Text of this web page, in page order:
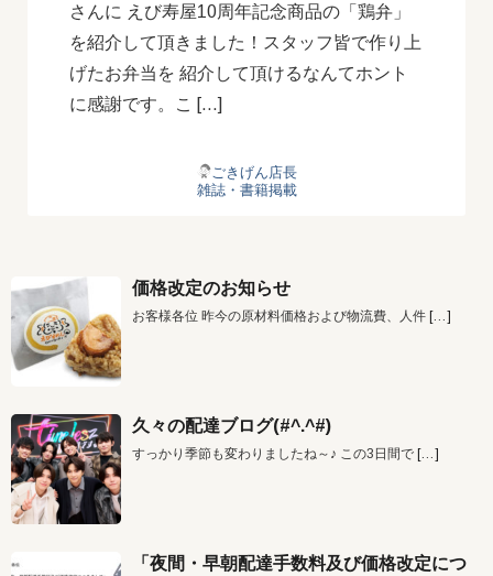
さんに えび寿屋10周年記念商品の「鶏弁」
を紹介して頂きました！スタッフ皆で作り上
げたお弁当を 紹介して頂けるなんてホント
に感謝です。こ […]
ごきげん店長
雑誌・書籍掲載
価格改定のお知らせ
お客様各位 昨今の原材料価格および物流費、人件 […]
久々の配達ブログ(#^.^#)
すっかり季節も変わりましたね～♪ この3日間で […]
「夜間・早朝配達手数料及び価格改定につ